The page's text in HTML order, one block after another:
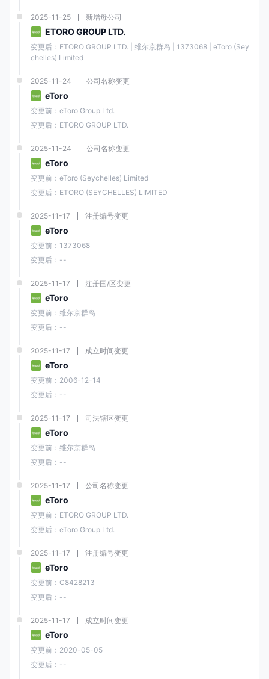
2025-11-25 新增母公司
ETORO GROUP LTD.
变更后：ETORO GROUP LTD. | 维尔京群岛 | 1373068 | eToro (Sey
chelles) Limited
2025-11-24 公司名称变更
eToro
变更前：eToro Group Ltd.
变更后：ETORO GROUP LTD.
2025-11-24 公司名称变更
eToro
变更前：eToro (Seychelles) Limited
变更后：ETORO (SEYCHELLES) LIMITED
2025-11-17 注册编号变更
eToro
变更前：1373068
变更后：--
2025-11-17 注册国/区变更
eToro
变更前：维尔京群岛
变更后：--
2025-11-17 成立时间变更
eToro
变更前：2006-12-14
变更后：--
2025-11-17 司法辖区变更
eToro
变更前：维尔京群岛
变更后：--
2025-11-17 公司名称变更
eToro
变更前：ETORO GROUP LTD.
变更后：eToro Group Ltd.
2025-11-17 注册编号变更
eToro
变更前：C8428213
变更后：--
2025-11-17 成立时间变更
eToro
变更前：2020-05-05
变更后：--